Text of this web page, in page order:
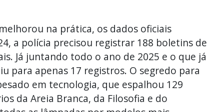
na prática, os dados oficiais
a polícia precisou registrar 188 boletins de
Já juntando todo o ano de 2025 e o que já
para apenas 17 registros. O segredo para
em tecnologia, que espalhou 129
da Areia Branca, da Filosofia e do